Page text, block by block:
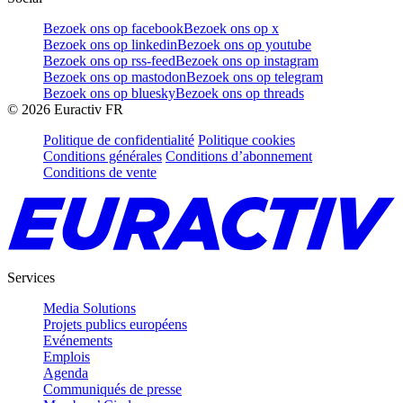
Bezoek ons op facebookBezoek ons op x
Bezoek ons op linkedinBezoek ons op youtube
Bezoek ons op rss-feedBezoek ons op instagram
Bezoek ons op mastodonBezoek ons op telegram
Bezoek ons op blueskyBezoek ons op threads
© 2026 Euractiv FR
Politique de confidentialité Politique cookies
Conditions générales Conditions d’abonnement
Conditions de vente
Services
Media Solutions
Projets publics européens
Evénements
Emplois
Agenda
Communiqués de presse